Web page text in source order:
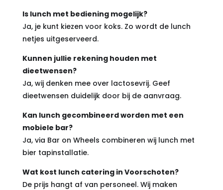
Is lunch met bediening mogelijk?
Ja, je kunt kiezen voor koks. Zo wordt de lunch
netjes uitgeserveerd.
Kunnen jullie rekening houden met
dieetwensen?
Ja, wij denken mee over lactosevrij. Geef
dieetwensen duidelijk door bij de aanvraag.
Kan lunch gecombineerd worden met een
mobiele bar?
Ja, via Bar on Wheels combineren wij lunch met
bier tapinstallatie.
Wat kost lunch catering in Voorschoten?
De prijs hangt af van personeel. Wij maken